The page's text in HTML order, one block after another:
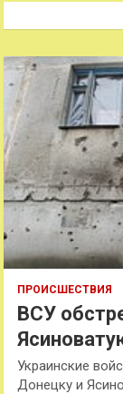
к
ПРОИСШЕСТВИЯ
ВСУ
Украинские
Донецку и